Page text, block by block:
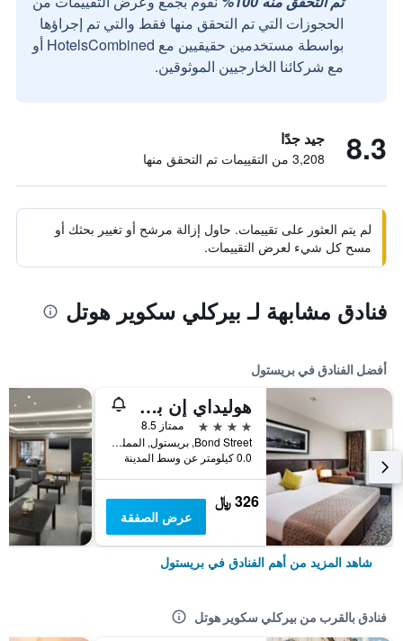
الحجوزات التي تم التحقق منها فقط والتي تم إجراؤها
بواسطة مستخدمين حقيقيين مع HotelsCombined أو
مع شركائنا الخارجيين الموثوقين.
8.3 جيد جدًا
3,208 من التقييمات تم التحقق منها
لم يتم العثور على تقييمات. حاول إزالة مرشح أو تغيير بحثك أو
مسح كل شيء لعرض التقييمات.
فنادق مشابهة لـ بيركلي سكوير هوتل
أفضل الفنادق في بريستول
هوليداي إن بريستول سيتي سنتر
4 نجوم
ممتاز 8.5
Bond Street, بريستول, المملكة المتحدة
0.0 كيلومتر عن وسط المدينة
326 ﷼
عرض الصفقة
شاهد المزيد من أهم الفنادق في بريستول
فنادق بالقرب من بيركلي سكوير هوتل